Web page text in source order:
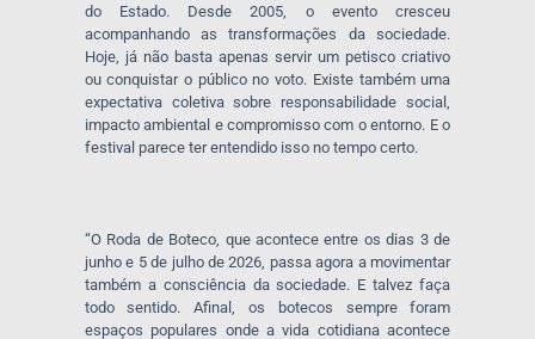
do Estado. Desde 2005, o evento cresceu
acompanhando as transformações da sociedade.
Hoje, já não basta apenas servir um petisco criativo
ou conquistar o público no voto. Existe também uma
expectativa coletiva sobre responsabilidade social,
impacto ambiental e compromisso com o entorno. E o
festival parece ter entendido isso no tempo certo.
“O Roda de Boteco, que acontece entre os dias 3 de
junho e 5 de julho de 2026, passa agora a movimentar
também a consciência da sociedade. E talvez faça
todo sentido. Afinal, os botecos sempre foram
espaços populares onde a vida cotidiana acontece